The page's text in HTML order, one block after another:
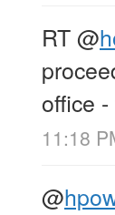
RT@
office
11:18
@